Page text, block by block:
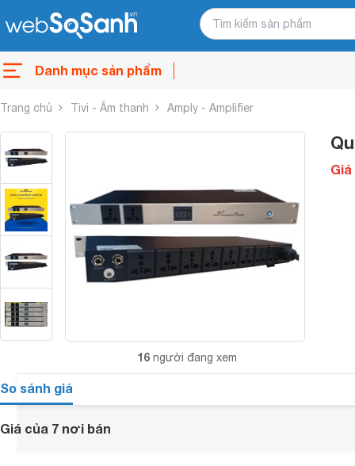
Danh mục sản phẩm
Trang chủ Tivi - Âm thanh Amply - Amplifier
16 người đang xem
Giá
So sánh giá
Giá của 7 nơi bán